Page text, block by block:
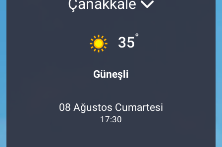
Çanakkale
35°
Güneşli
08 Ağustos Cumartesi
17:30